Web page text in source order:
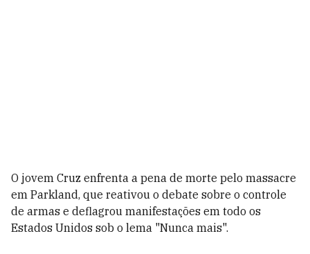
O jovem Cruz enfrenta a pena de morte pelo massacre
em Parkland, que reativou o debate sobre o controle
de armas e deflagrou manifestações em todo os
Estados Unidos sob o lema "Nunca mais".